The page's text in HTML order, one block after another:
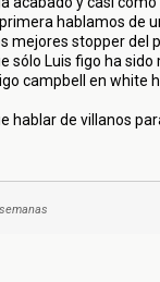
hablamos de
mejores stopper del
sólo Luis figo ha sido
campbell en white
hablar de villanos